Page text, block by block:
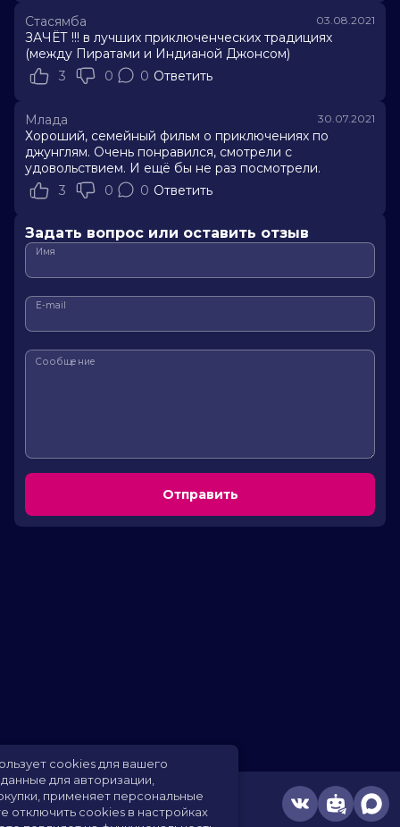
Стасямба 03.08.2021
ЗАЧЁТ !!! в лучших приключенческих традициях
(между Пиратами и Индианой Джонсом)
3
0 0 Ответить
Млада 30.07.2021
Хороший, семейный фильм о приключениях по
джунглям. Очень понравился, смотрели с
удовольствием. И ещё бы не раз посмотрели.
3
0 0 Ответить
Задать вопрос или оставить отзыв
Имя
E-mail
Сообщение
Отправить
использует cookies для вашего
сохраняет данные для авторизации,
ваши покупки, применяет персональные
Вы можете отключить cookies в настройках